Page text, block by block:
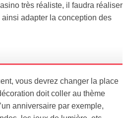
très réaliste, il faudra réaliser
adapter la conception des
vous devrez changer la place
doit coller au thème
anniversaire par exemple,